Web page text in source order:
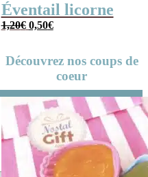
Éventail licorne
1,20€ Le
prix
0,50€Le
prix
Découvrez nos coups de
coeur